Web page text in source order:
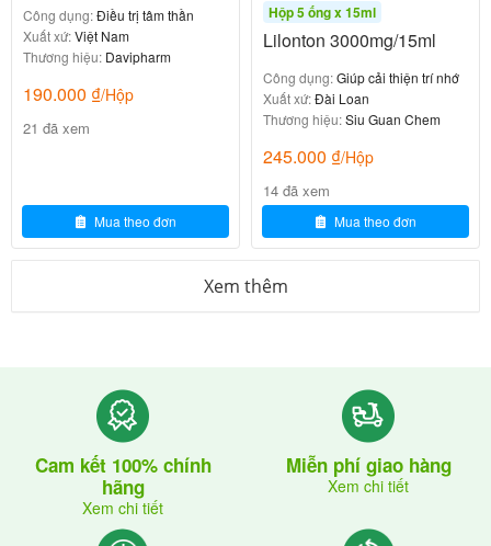
Cần liệt kê đầy đủ các loại thuốc bạn đang sử dụng
để bác sĩ có hướng điều trị phù hợp.
-Methylcobalamin trong huyết thanh có thể bị giảm do
dùng thuốc tránh thai.
-Thức ăn: uống cùng hoặc không đều được.
-Hấp thu B12 từ đường tiêu hóa có thể bị giảm khi
uống cùng Neomycin, Acid aminosalicylic, thuốc
Lời khuyên của bác sĩ/ dược sĩ
Chế độ ăn uống, nghỉ ngơi.
-Bổ sung đầy đủ chất dinh dưỡng giúp cơ thể khỏe
Công dụng:Điều trị tâm thần
Xuất xứ:Việt Nam
Thương hiệu: Davipharm
190.000 ₫/Hộp
21 đã xem
Mua theo đơn
Hộp 5 ống x 15ml
Lilonton 3000mg/15ml
Công dụng:Giúp cải thiện trí nhớ
Xuất xứ:Đài Loan
Thương hiệu:Siu Guan Chem
245.000 ₫/Hộp
14 đã xem
Mua theo đơn
Xem thêm
Cam kết 100% chính
hãng
Xem chi tiết
Miễn phí giao hàng
Xem chi tiết